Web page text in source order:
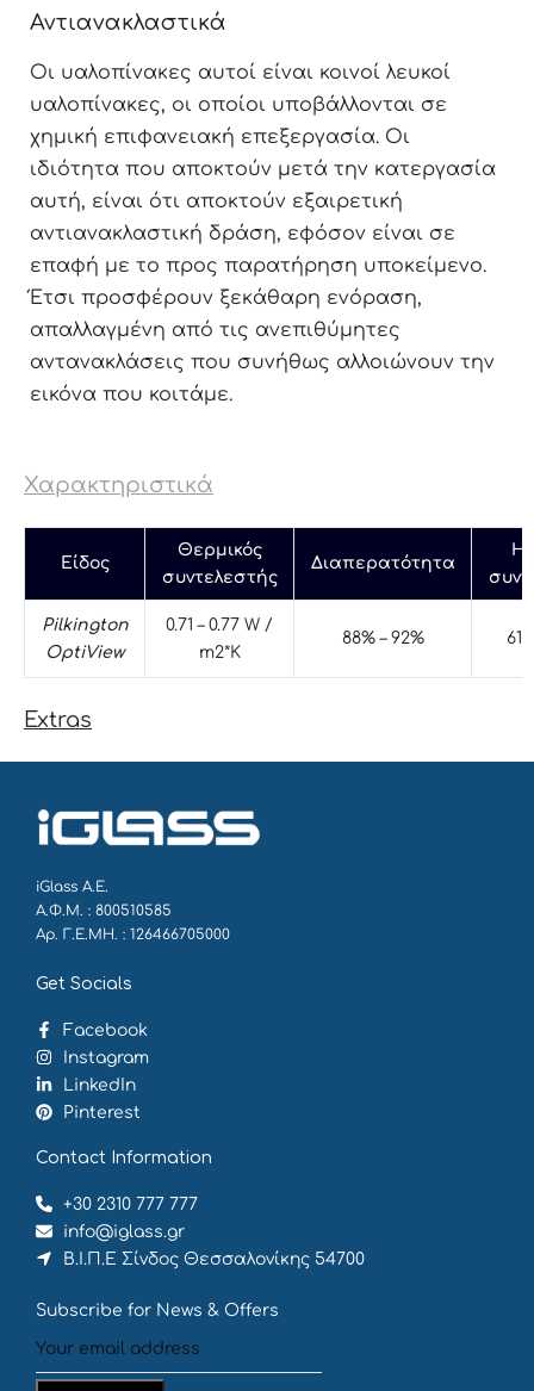
Αντιανακλαστικά
Οι υαλοπίνακες αυτοί είναι κοινοί λευκοί
υαλοπίνακες, οι οποίοι υποβάλλονται σε
χημική επιφανειακή επεξεργασία. Οι
ιδιότητα που αποκτούν μετά την κατεργασία
αυτή, είναι ότι αποκτούν εξαιρετική
αντιανακλαστική δράση, εφόσον είναι σε
επαφή με το προς παρατήρηση υποκείμενο.
Έτσι προσφέρουν ξεκάθαρη ενόραση,
απαλλαγμένη από τις ανεπιθύμητες
αντανακλάσεις που συνήθως αλλοιώνουν την
εικόνα που κοιτάμε.
Χαρακτηριστικά
Είδος
Θερμικός
συντελεστής
Διαπερατότητα
Pilkington
OptiView
0.71 – 0.77 W /
m2*K
88% – 92%
Extras
iGlass Α.Ε.
Α.Φ.Μ. : 800510585
Αρ. Γ.Ε.ΜΗ. : 126466705000
Get Socials
Facebook
Instagram
LinkedIn
Pinterest
Contact Information
+30 2310 777 777
info@iglass.gr
Β.Ι.Π.Ε Σίνδος Θεσσαλονίκης 54700
Subscribe for News & Offers